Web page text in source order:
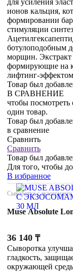
для усиления
ионов кальция,
формировании
стимуляции
ботулоподобным
морщин. Экстракт
формирующие на
лифтинг-
Товар был
В СРАВНЕНИЕ
чтобы посмотреть
один товар.
Товар был
в сравнение
Сравнить
Сравнить
Товар был
Для того, чтобы
В избранное
Сыворотка с
Muse Absolute
36 140 ₸
Сыворотка
гладкость,
окружающей